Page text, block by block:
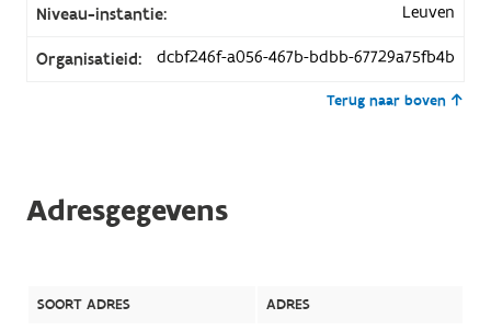
Niveau-instantie: Leuven
Organisatieid: dcbf246f-a056-467b-bdbb-67729a75fb4b
Terug naar boven
Adresgegevens
SOORT ADRES ADRES